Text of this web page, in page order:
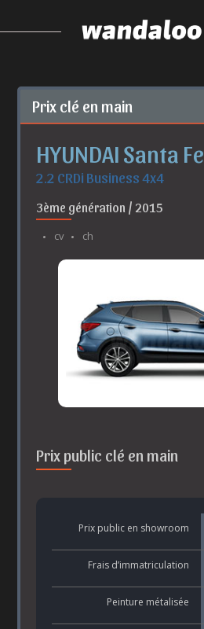
Prix clé en main
HYUNDAI Santa Fe
2.2 CRDi Business 4x4
3ème génération / 2015
cv ch
Prix public clé en main
Prix public en showroom
Frais d’immatriculation
Peinture métalisée